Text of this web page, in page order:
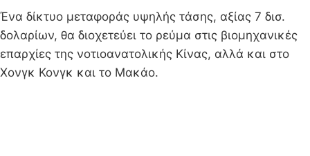
Ένα δίκτυο μεταφοράς υψηλής τάσης, αξίας 7 δισ.
δολαρίων, θα διοχετεύει το ρεύμα στις βιομηχανικές
επαρχίες της νοτιοανατολικής Κίνας, αλλά και στο
Χονγκ Κονγκ και το Μακάο.